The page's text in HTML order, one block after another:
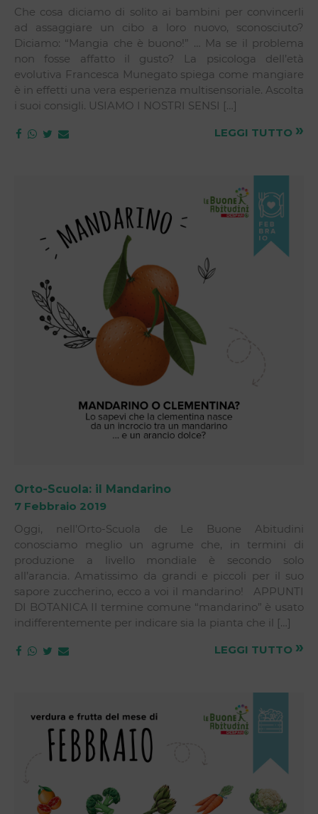
Che cosa diciamo di solito ai bambini per convincerli
ad assaggiare un cibo a loro nuovo, sconosciuto?
Diciamo: “Mangia che è buono!” … Ma se il problema
non fosse affatto il gusto? La psicologa dell’età
evolutiva Francesca Munegato spiega come mangiare
è in effetti una vera esperienza multisensoriale. Ascolta
i suoi consigli. USIAMO I NOSTRI SENSI […]
LEGGI TUTTO »
Orto-Scuola: il Mandarino
7 Febbraio 2019
Oggi, nell’Orto-Scuola de Le Buone Abitudini
conosciamo meglio un agrume che, in termini di
produzione a livello mondiale è secondo solo
all’arancia. Amatissimo da grandi e piccoli per il suo
sapore zuccherino, ecco a voi il mandarino! APPUNTI
DI BOTANICA Il termine comune “mandarino” è usato
indifferentemente per indicare sia la pianta che il […]
LEGGI TUTTO »